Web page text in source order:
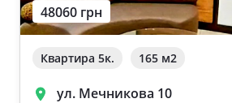
48060 грн
Квартира 5к. 165 м2
ул. Мечникова 10